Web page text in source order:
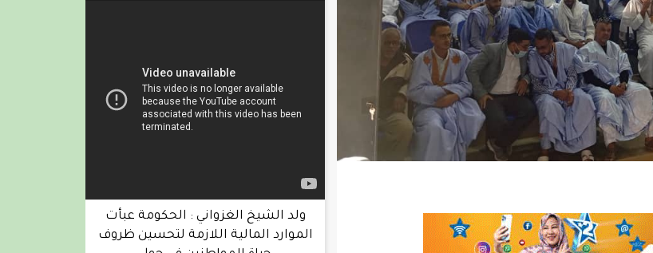
ولد الشيخ الغزواني : الحكومة عبأت
الموارد المالية اللازمة لتحسين ظروف